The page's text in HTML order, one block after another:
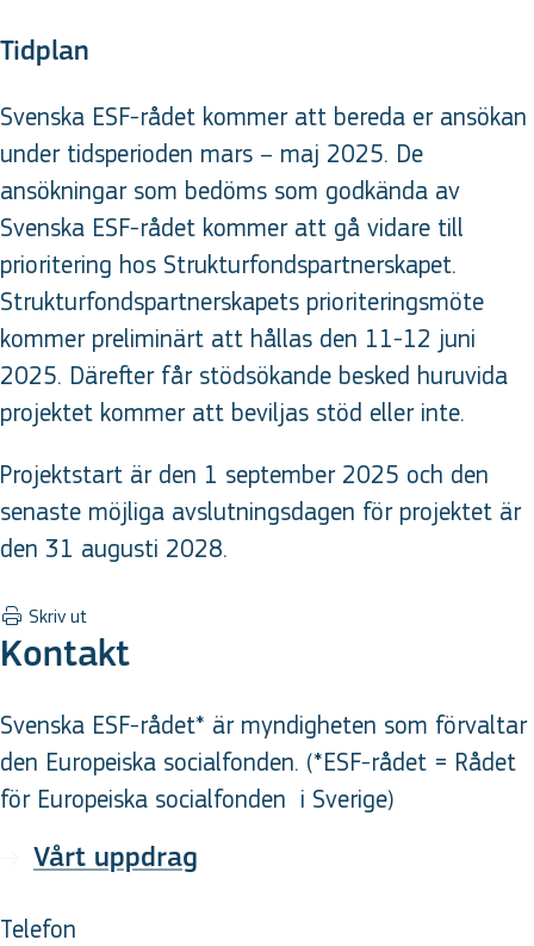
Tidplan
Svenska ESF-rådet kommer att bereda er ansökan
under tidsperioden mars – maj 2025. De
ansökningar som bedöms som godkända av
Svenska ESF-rådet kommer att gå vidare till
prioritering hos Strukturfondspartnerskapet.
Strukturfondspartnerskapets prioriteringsmöte
kommer preliminärt att hållas den 11-12 juni
2025. Därefter får stödsökande besked huruvida
projektet kommer att beviljas stöd eller inte.
Projektstart är den 1 september 2025 och den
senaste möjliga avslutningsdagen för projektet är
den 31 augusti 2028.
Skriv ut
Kontakt
Svenska ESF-rådet* är myndigheten som förvaltar
den Europeiska socialfonden. (*ESF-rådet = Rådet
för Europeiska socialfonden i Sverige)
Vårt uppdrag
Telefon